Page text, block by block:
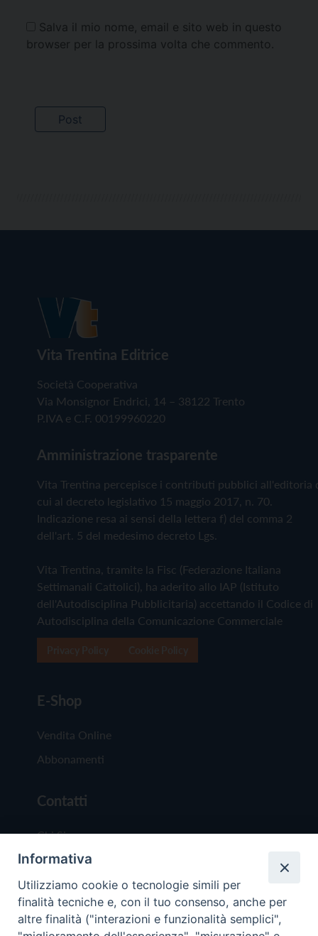
Salva il mio nome, email e sito web in questo
browser per la prossima volta che commento.
Vita Trentina Editrice
Società Cooperativa
Via Monsignor Endrici, 14 – 38122 Trento
P.IVA e C.F. 00199960220
Amministrazione trasparente
Vita Trentina percepisce i contributi pubblici all'editoria
cui al decreto legislativo 15 maggio 2017, n. 70.
Indicazione resa ai sensi della lettera f) del comma 2
dell'art. 5 del medesimo decreto Lgs.
Vita Trentina, tramite la Fisc (Federazione Italiana
Settimanali Cattolici), ha aderito allo IAP (Istituto
dell'Autodisciplina Pubblicitaria) accettando il Codice di
Autodisciplina della Comunicazione Commerciale
E-Shop
Vendita Online
Abbonamenti
Contatti
Chi Siamo
Redazione
Scrivici
Informativa
Utilizziamo cookie o tecnologie simili per
finalità tecniche e, con il tuo consenso, anche per
altre finalità ("interazioni e funzionalità semplici",